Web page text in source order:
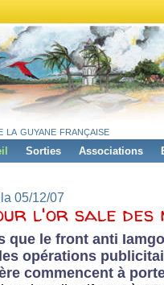
la guyane française
Sorties Associations
05/12/07
l'or sale des
que le front anti
opérations
commencent à